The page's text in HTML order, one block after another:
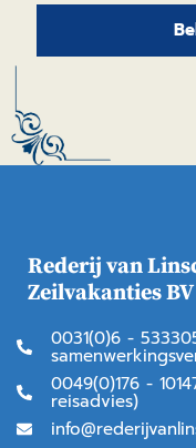
Rederij van
Zeilvakanties BV
0031(0)6 -
0049(0)176 -
reisadvies)